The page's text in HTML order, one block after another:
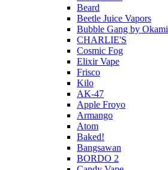
Beard
Beetle Juice Vapors
Bubble Gang by Okami
CHARLIE'S
Cosmic Fog
Elixir Vape
Frisco
Kilo
AK-47
Apple Froyo
Armango
Atom
Baked!
Bangsawan
BORDO 2